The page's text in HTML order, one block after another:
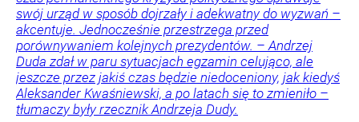
swój urząd w sposób dojrzały i adekwatny do wyzwań –
akcentuje. Jednocześnie przestrzega przed
porównywaniem kolejnych prezydentów. – Andrzej
Duda zdał w paru sytuacjach egzamin celująco, ale
jeszcze przez jakiś czas będzie niedoceniony, jak kiedyś
Aleksander Kwaśniewski, a po latach się to zmieniło –
tłumaczy były rzecznik Andrzeja Dudy.